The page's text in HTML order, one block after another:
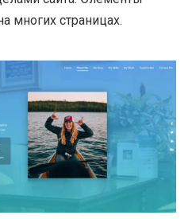
многих страницах.